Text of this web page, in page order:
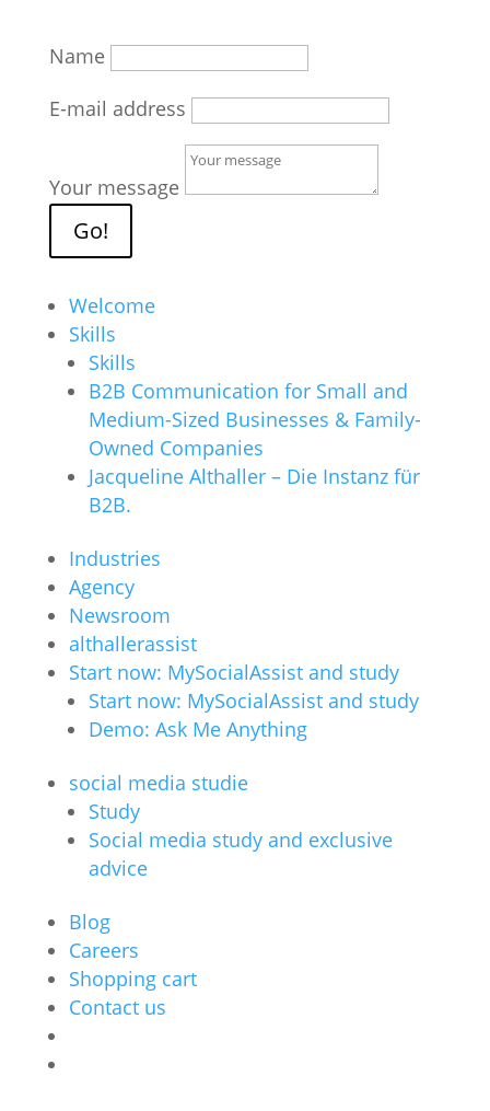
Name
E-mail address
Your message
Go!
Welcome
Skills
Skills
B2B Communication for Small and
Medium-Sized Businesses & Family-
Owned Companies
Jacqueline Althaller – Die Instanz für
B2B.
Industries
Agency
Newsroom
althallerassist
Start now: MySocialAssist and study
Start now: MySocialAssist and study
Demo: Ask Me Anything
social media studie
Study
Social media study and exclusive
advice
Blog
Careers
Shopping cart
Contact us